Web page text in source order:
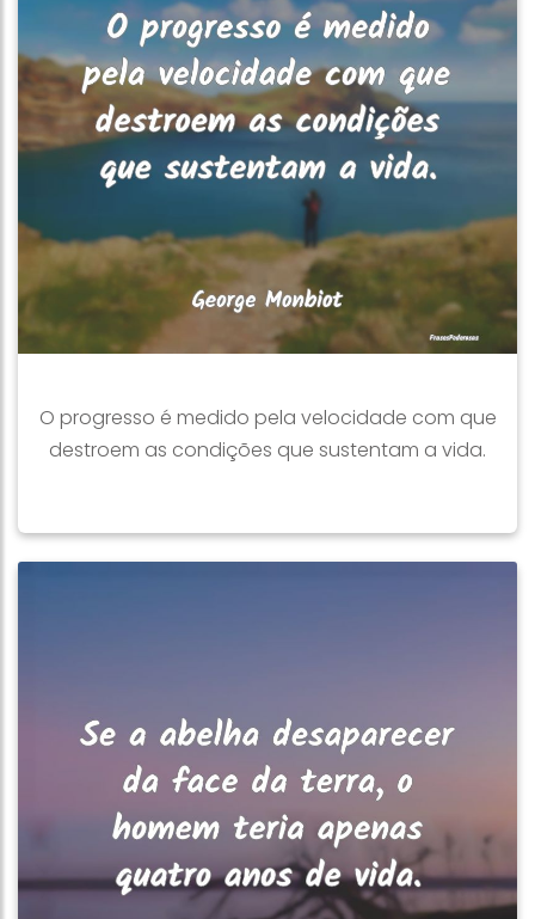
O progresso é medido pela velocidade com que
destroem as condições que sustentam a vida.